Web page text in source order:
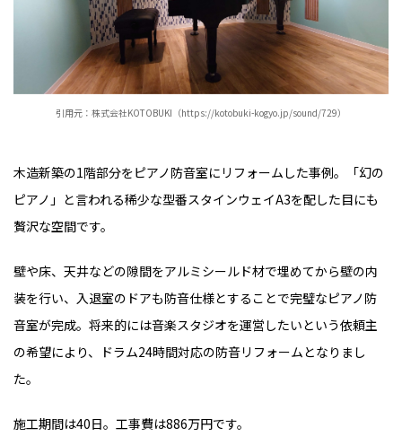
引用元：株式会社KOTOBUKI（https://kotobuki-kogyo.jp/sound/729）
木造新築の1階部分をピアノ防音室にリフォームした事例。「幻の
ピアノ」と言われる稀少な型番スタインウェイA3を配した目にも
贅沢な空間です。
壁や床、天井などの隙間をアルミシールド材で埋めてから壁の内
装を行い、入退室のドアも防音仕様とすることで完璧なピアノ防
音室が完成。将来的には音楽スタジオを運営したいという依頼主
の希望により、ドラム24時間対応の防音リフォームとなりまし
た。
施工期間は40日。工事費は886万円です。